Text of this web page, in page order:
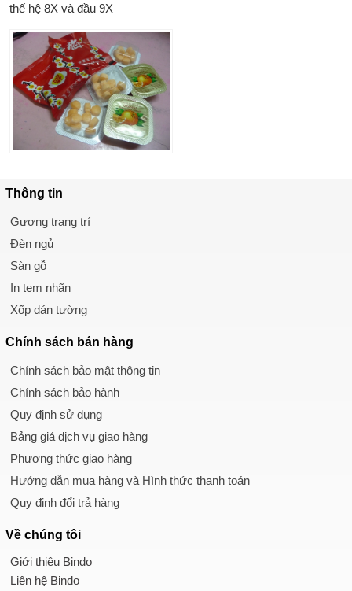
thế hệ 8X và đầu 9X
Thông tin
Gương trang trí
Đèn ngủ
Sàn gỗ
In tem nhãn
Xốp dán tường
Chính sách bán hàng
Chính sách bảo mật thông tin
Chính sách bảo hành
Quy định sử dụng
Bảng giá dịch vụ giao hàng
Phương thức giao hàng
Hướng dẫn mua hàng và Hình thức thanh toán
Quy định đổi trả hàng
Về chúng tôi
Giới thiệu Bindo
Liên hệ Bindo